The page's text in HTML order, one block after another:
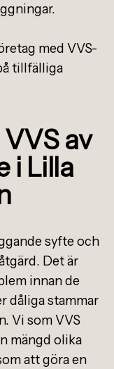
med VVS-
tillfälliga
av
i Lilla
syfte och
Det är
innan de
dåliga stammar
Vi som VVS
mängd olika
att göra en